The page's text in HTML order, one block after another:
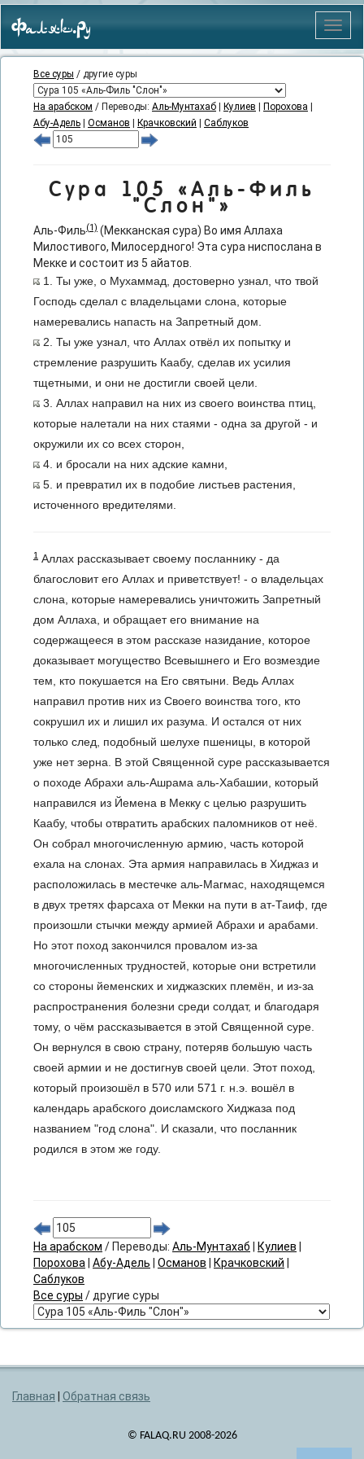
Меню
Фаляк.Ру
Все суры / другие суры
На арабском / Переводы: Аль-Мунтахаб Кулиев Порохова
Абу-Адель
Османов Крачковский Саблуков
Сура 105 «Аль-Филь
"Слон"»
Аль-Филь(1) (Мекканская сура) Во имя Аллаха
Милостивого, Милосердного! Эта сура ниспослана в
Мекке и состоит из 5 айатов.
1. Ты уже, о Мухаммад, достоверно узнал, что твой
Господь сделал с владельцами слона, которые
намеревались напасть на Запретный дом.
2. Ты уже узнал, что Аллах отвёл их попытку и
стремление разрушить Каабу, сделав их усилия
тщетными, и они не достигли своей цели.
3. Аллах направил на них из своего воинства птиц,
которые налетали на них стаями - одна за другой - и
окружили их со всех сторон,
4. и бросали на них адские камни,
5. и превратил их в подобие листьев растения,
источенного вредителями.
1 Аллах рассказывает своему посланнику - да
благословит его Аллах и приветствует! - о владельцах
слона, которые намеревались уничтожить Запретный
дом Аллаха, и обращает его внимание на
содержащееся в этом рассказе назидание, которое
доказывает могущество Всевышнего и Его возмездие
тем, кто покушается на Его святыни. Ведь Аллах
направил против них из Своего воинства того, кто
сокрушил их и лишил их разума. И остался от них
только след, подобный шелухе пшеницы, в которой
уже нет зерна. В этой Священной суре рассказывается
о походе Абрахи аль-Ашрама аль-Хабашии, который
направился из Йемена в Мекку с целью разрушить
Каабу, чтобы отвратить арабских паломников от неё.
Он собрал многочисленную армию, часть которой
ехала на слонах. Эта армия направилась в Хиджаз и
расположилась в местечке аль-Магмас, находящемся
в двух третях фарсаха от Мекки на пути в ат-Таиф, где
произошли стычки между армией Абрахи и арабами.
Но этот поход закончился провалом из-за
многочисленных трудностей, которые они встретили
со стороны йеменских и хиджазских племён, и из-за
распространения болезни среди солдат, и благодаря
тому, о чём рассказывается в этой Священной суре.
Он вернулся в свою страну, потеряв большую часть
своей армии и не достигнув своей цели. Этот поход,
который произошёл в 570 или 571 г. н.э. вошёл в
календарь арабского доисламского Хиджаза под
названием "год слона". И сказали, что посланник
родился в этом же году.
На арабском / Переводы: Аль-Мунтахаб Кулиев
Порохова
Абу-Адель Османов Крачковский
Саблуков
Все суры / другие суры
Главная Обратная связь
© FALAQ.RU 2008-2026